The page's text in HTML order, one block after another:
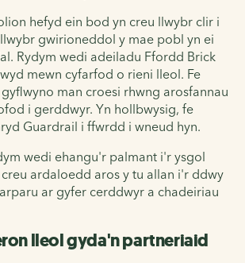
hefyd ein bod yn creu llwybr clir i
gwirioneddol y mae pobl yn ei
Rydym wedi adeiladu Ffordd Brick
mewn cyfarfod o rieni lleol. Fe
man croesi rhwng arosfannau
i gerddwyr. Yn hollbwysig, fe
Guardrail i ffwrdd i wneud hyn.
wedi ehangu'r palmant i'r ysgol
ardaloedd aros y tu allan i'r ddwy
ar gyfer cerddwyr a chadeiriau
lleol gyda'n partneriaid